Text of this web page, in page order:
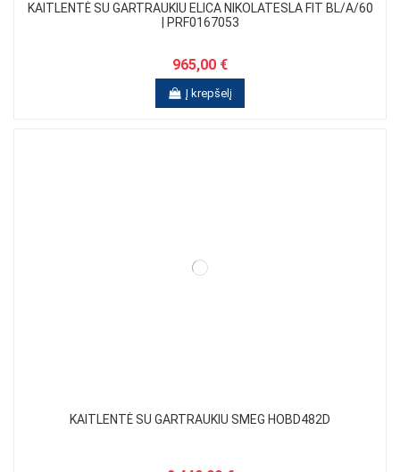
KAITLENTĖ SU GARTRAUKIU ELICA NIKOLATESLA FIT BL/A/60
| PRF0167053
965,00 €
Į krepšelį
KAITLENTĖ SU GARTRAUKIU SMEG HOBD482D